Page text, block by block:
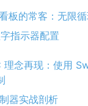
板的常客：无限
指示器配置
理念再现：使用
器实战剖析